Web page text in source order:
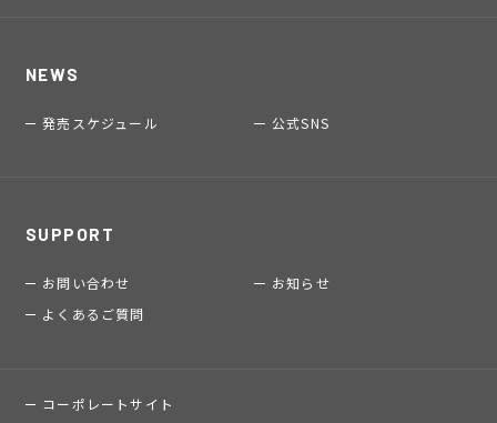
NEWS
発売スケジュール 公式SNS
SUPPORT
お問い合わせ
お知らせ
よくあるご質問
コーポレートサイト